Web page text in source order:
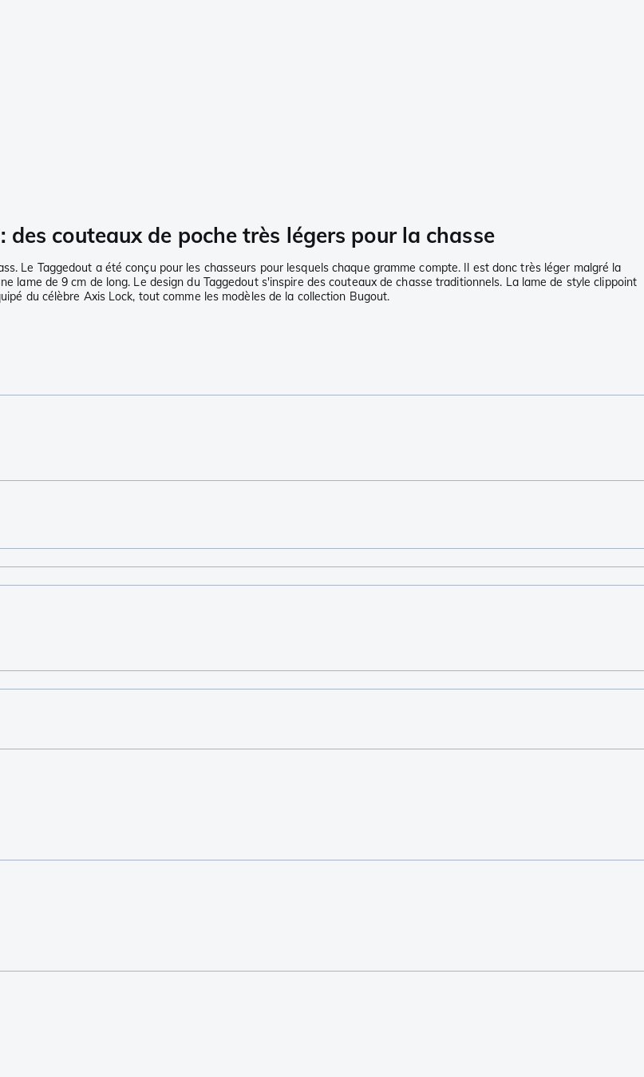
couteaux de poche très légers pour la chasse
Le Taggedout a été conçu pour les chasseurs pour lesquels chaque gramme compte. Il est donc très léger malgré la
lame de 9 cm de long. Le design du Taggedout s'inspire des couteaux de chasse traditionnels. La lame de style clippoint
du célèbre Axis Lock, tout comme les modèles de la collection Bugout.